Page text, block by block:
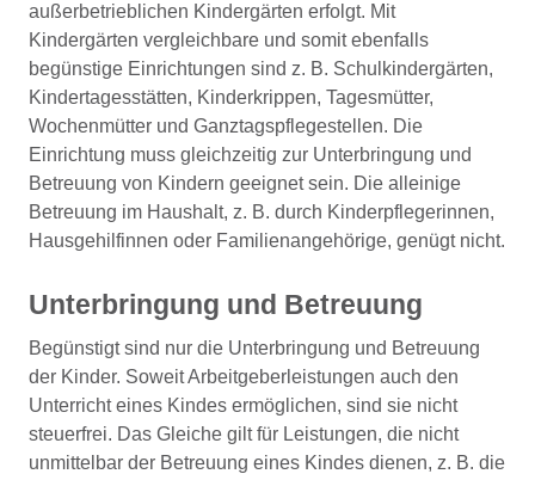
außerbetrieblichen Kindergärten erfolgt. Mit
Kindergärten vergleichbare und somit ebenfalls
begünstige Einrichtungen sind z. B. Schulkindergärten,
Kindertagesstätten, Kinderkrippen, Tagesmütter,
Wochenmütter und Ganztagspflegestellen. Die
Einrichtung muss gleichzeitig zur Unterbringung und
Betreuung von Kindern geeignet sein. Die alleinige
Betreuung im Haushalt, z. B. durch Kinderpflegerinnen,
Hausgehilfinnen oder Familienangehörige, genügt nicht.
Unterbringung und Betreuung
Begünstigt sind nur die Unterbringung und Betreuung
der Kinder. Soweit Arbeitgeberleistungen auch den
Unterricht eines Kindes ermöglichen, sind sie nicht
steuerfrei. Das Gleiche gilt für Leistungen, die nicht
unmittelbar der Betreuung eines Kindes dienen, z. B. die